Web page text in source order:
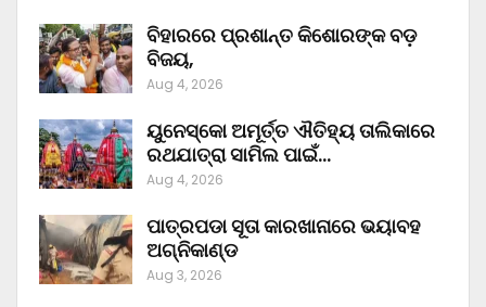
ବିହାରରେ ପ୍ରଶାନ୍ତ କିଶୋରଙ୍କ ବଡ଼
ବିଜୟ,
Aug 4, 2026
ୟୁନେସ୍କୋ ଅମୂର୍ତ୍ତ ଐତିହ୍ୟ ତାଲିକାରେ
ରଥଯାତ୍ରା ସାମିଲ ପାଇଁ…
Aug 4, 2026
ପାତ୍ରପଡା ସୂତା କାରଖାନାରେ ଭୟାବହ
ଅଗ୍ନିକାଣ୍ଡ
Aug 3, 2026